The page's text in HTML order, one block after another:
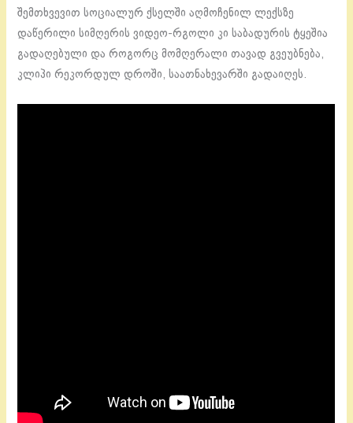
შემთხვევით სოციალურ ქსელში აღმოჩენილ ლექსზე
დაწერილი სიმღერის ვიდეო-რგოლი კი საბადურის ტყეშია
გადაღებული და როგორც მომღერალი თავად გვეუბნება,
კლიპი რეკორდულ დროში, საათნახევარში გადაიღეს.